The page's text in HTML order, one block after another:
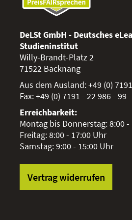
DeLSt GmbH - Deutsches
Studieninstitut
Willy-Brandt-Platz 2
71522 Backnang
Aus dem Ausland:+49 (0)
Fax:+49 (0) 7191 - 22 986 - 99
Erreichbarkeit:
Montag bis Donnerstag: 8:00 -
Freitag: 8:00 - 17:00 Uhr
Samstag: 9:00 - 15:00 Uhr
Vertrag widerrufen